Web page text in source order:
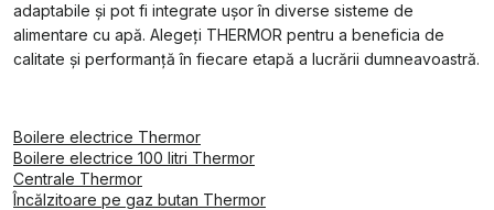
adaptabile și pot fi integrate ușor în diverse sisteme de
alimentare cu apă. Alegeți THERMOR pentru a beneficia de
calitate și performanță în fiecare etapă a lucrării dumneavoastră.
Boilere electrice Thermor
Boilere electrice 100 litri Thermor
Centrale Thermor
Încălzitoare pe gaz butan Thermor